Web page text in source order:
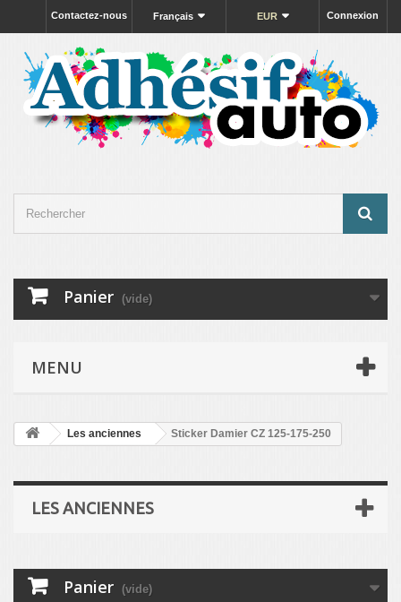
Connexion
EUR
Français
Contactez-nous
Panier (vide)
MENU
Les anciennes Sticker Damier CZ 125-175-250
LES ANCIENNES
Panier (vide)